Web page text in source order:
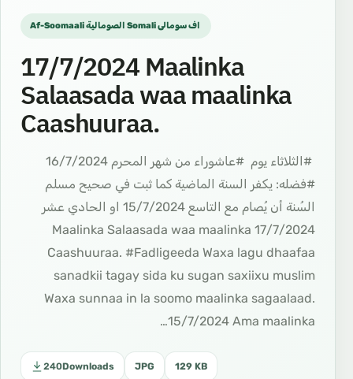
17/7/2024 Maalinka
Salaasada waa maalinka
Caashuuraa.
#فضله⁩: يكفر السنة الماضية كما ثبت في صحيح مسلم
‏السُنة أن يُصام مع التاسع 15/7/2024 ‏او الحادي عشر
17/7/2024 Maalinka Salaasada waa maalinka
Caashuuraa. #Fadligeeda Waxa lagu dhaafaa
sanadkii tagay sida ku sugan saxiixu muslim
Waxa sunnaa in la soomo maalinka sagaalaad.
15/7/2024 Ama maalinka…
240Downloads JPG 129 KB